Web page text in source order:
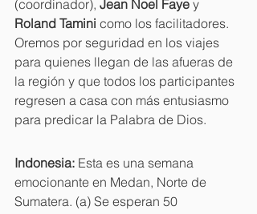
(coordinador), Jean Noel Faye y
Roland Tamini como los facilitadores.
Oremos por seguridad en los viajes
para quienes llegan de las afueras de
la región y que todos los participantes
regresen a casa con más entusiasmo
para predicar la Palabra de Dios.
Indonesia: Esta es una semana
emocionante en Medan, Norte de
Sumatera. (a) Se esperan 50